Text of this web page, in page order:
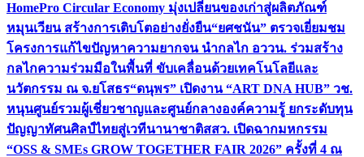
HomePro Circular Economy มุ่งเปลี่ยนของเก่าสู่ผลิตภัณฑ์
หมุนเวียน สร้างการเติบโตอย่างยั่งยืน“ยศชนัน” ตรวจเยี่ยมชม
โครงการแก้ไขปัญหาความยากจน นำกลไก อววน. ร่วมสร้าง
กลไกความร่วมมือในพื้นที่ ขับเคลื่อนด้วยเทคโนโลยีและ
นวัตกรรม ณ จ.ยโสธร“ดนุพร” เปิดงาน “ART DNA HUB” วช.
หนุนศูนย์รวมผู้เชี่ยวชาญและศูนย์กลางองค์ความรู้ ยกระดับทุน
ปัญญาทัศนศิลป์ไทยสู่เวทีนานาชาติสสว. เปิดฉากมหกรรม
“OSS & SMEs GROW TOGETHER FAIR 2026” ครั้งที่ 4 ณ